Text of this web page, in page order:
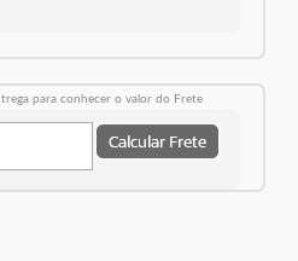
para conhecer o valor do Frete